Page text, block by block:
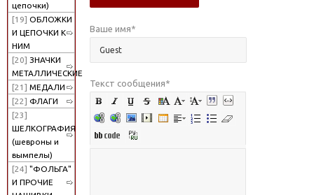
цепочки)
[19] ОБЛОЖКИ
И ЦЕПОЧКИ К
НИМ
[20] ЗНАЧКИ
МЕТАЛЛИЧЕСКИЕ
[21] МЕДАЛИ
[22] ФЛАГИ
[23]
ШЕЛКОГРАФИЯ
(шевроны и
вымпелы)
[24] "ФОЛЬГА"
И ПРОЧИЕ
Ваше имя*
Текст сообщения*